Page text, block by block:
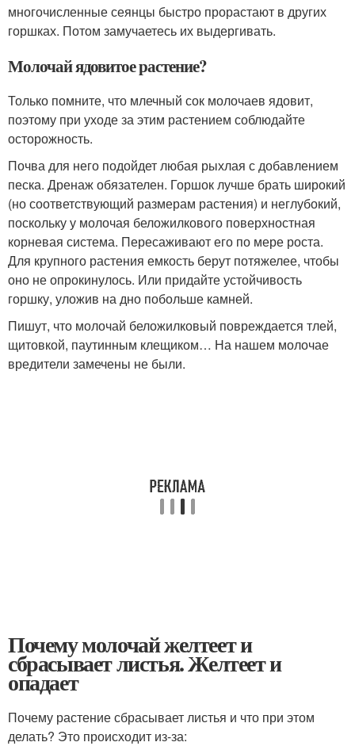
многочисленные сеянцы быстро прорастают в других
горшках. Потом замучаетесь их выдергивать.
Молочай ядовитое растение?
Только помните, что млечный сок молочаев ядовит,
поэтому при уходе за этим растением соблюдайте
осторожность.
Почва для него подойдет любая рыхлая с добавлением
песка. Дренаж обязателен. Горшок лучше брать широкий
(но соответствующий размерам растения) и неглубокий,
поскольку у молочая беложилкового поверхностная
корневая система. Пересаживают его по мере роста.
Для крупного растения емкость берут потяжелее, чтобы
оно не опрокинулось. Или придайте устойчивость
горшку, уложив на дно побольше камней.
Пишут, что молочай беложилковый повреждается тлей,
щитовкой, паутинным клещиком… На нашем молочае
вредители замечены не были.
Почему молочай желтеет и
сбрасывает листья. Желтеет и
опадает
Почему растение сбрасывает листья и что при этом
делать? Это происходит из-за: